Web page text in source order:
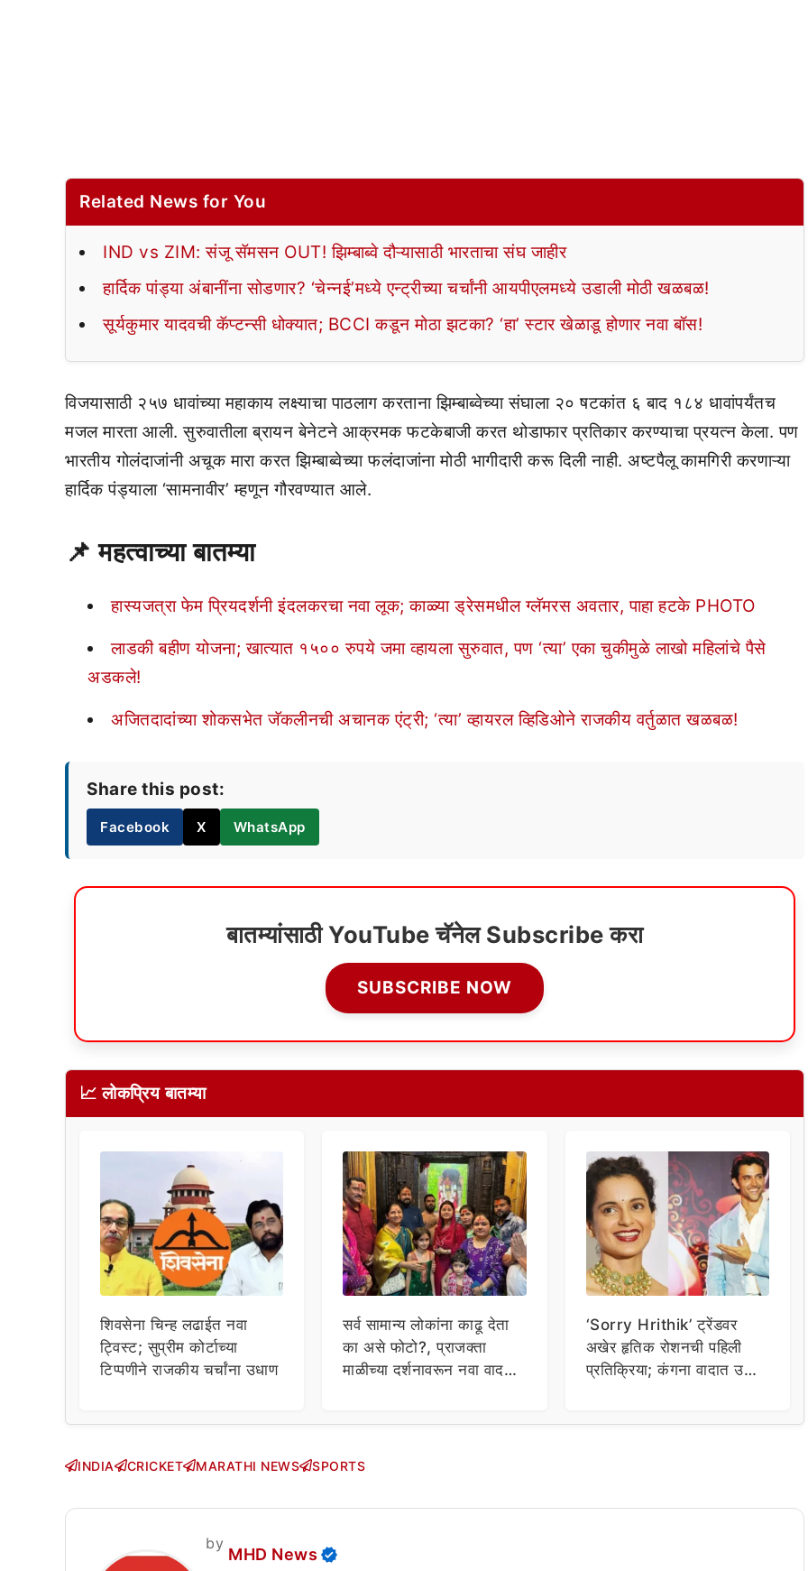
Related News for You
IND vs ZIM: संजू सॅमसन OUT! झिम्बाब्वे दौऱ्यासाठी भारताचा संघ जाहीर
हार्दिक पांड्या अंबानींना सोडणार? ‘चेन्नई’मध्ये एन्ट्रीच्या चर्चांनी आयपीएलमध्ये उडाली मोठी खळबळ!
सूर्यकुमार यादवची कॅप्टन्सी धोक्यात; BCCI कडून मोठा झटका? ‘हा’ स्टार खेळाडू होणार नवा बॉस!
विजयासाठी २५७ धावांच्या महाकाय लक्ष्याचा पाठलाग करताना झिम्बाब्वेच्या संघाला २० षटकांत ६ बाद १८४ धावांपर्यंतच
मजल मारता आली. सुरुवातीला ब्रायन बेनेटने आक्रमक फटकेबाजी करत थोडाफार प्रतिकार करण्याचा प्रयत्न केला. पण
भारतीय गोलंदाजांनी अचूक मारा करत झिम्बाब्वेच्या फलंदाजांना मोठी भागीदारी करू दिली नाही. अष्टपैलू कामगिरी करणाऱ्या
हार्दिक पंड्याला ‘सामनावीर’ म्हणून गौरवण्यात आले.
📌महत्वाच्या बातम्या
हास्यजत्रा फेम प्रियदर्शनी इंदलकरचा नवा लूक; काळ्या ड्रेसमधील ग्लॅमरस अवतार, पाहा हटके PHOTO
लाडकी बहीण योजना; खात्यात १५०० रुपये जमा व्हायला सुरुवात, पण ‘त्या’ एका चुकीमुळे लाखो महिलांचे पैसे
अडकले!
अजितदादांच्या शोकसभेत जॅकलीनची अचानक एंट्री; ‘त्या’ व्हायरल व्हिडिओने राजकीय वर्तुळात खळबळ!
Share this post:
Facebook X WhatsApp
बातम्यांसाठी YouTube चॅनेल Subscribe करा
SUBSCRIBE NOW
📈 लोकप्रिय बातम्या
शिवसेना चिन्ह लढाईत नवा
ट्विस्ट; सुप्रीम कोर्टाच्या
टिप्पणीने राजकीय चर्चांना उधाण
सर्व सामान्य लोकांना काढू देता
का असे फोटो?, प्राजक्ता
माळीच्या दर्शनावरून नवा वाद;
‘Sorry Hrithik’ ट्रेंडवर
अखेर हृतिक रोशनची पहिली
प्रतिक्रिया; कंगना वादात उडी
INDIA CRICKET MARATHI NEWS SPORTS
by
MHD News